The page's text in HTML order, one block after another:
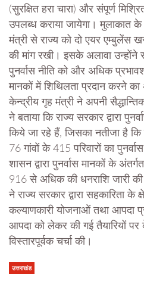
(सुरक्षित हरा चारा) और संपूर्ण
उपलब्ध कराया जायेगा। मुलाकात के
मंत्री से राज्य को दो एयर एम्बुलेंस
की मांग रखी। इसके अलावा उन्होंने
पुनर्वास नीति को और अधिक
मानकों में शिथिलता प्रदान करने
केन्द्रीय गृह मंत्री ने अपनी
ने बताया कि राज्य सरकार द्वारा
किये जा रहे हैं, जिसका नतीजा है
76 गांवों के 415 परिवारों का
शासन द्वारा पुनर्वास मानकों के
916 से अधिक की धनराशि जारी
ने राज्य सरकार द्वारा सहकारिता के
कल्याणकारी योजनाओं तथा आपदा
आपदा को लेकर की गई तैयारियों
विस्तारपूर्वक चर्चा की।
उत्तराखंड